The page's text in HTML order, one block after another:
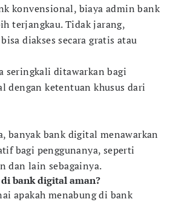
konvensional, biaya admin bank
terjangkau. Tidak jarang,
diakses secara gratis atau
seringkali ditawarkan bagi
dengan ketentuan khusus dari
banyak bank digital menawarkan
bagi penggunanya, seperti
dan lain sebagainya.
bank digital aman?
apakah menabung di bank